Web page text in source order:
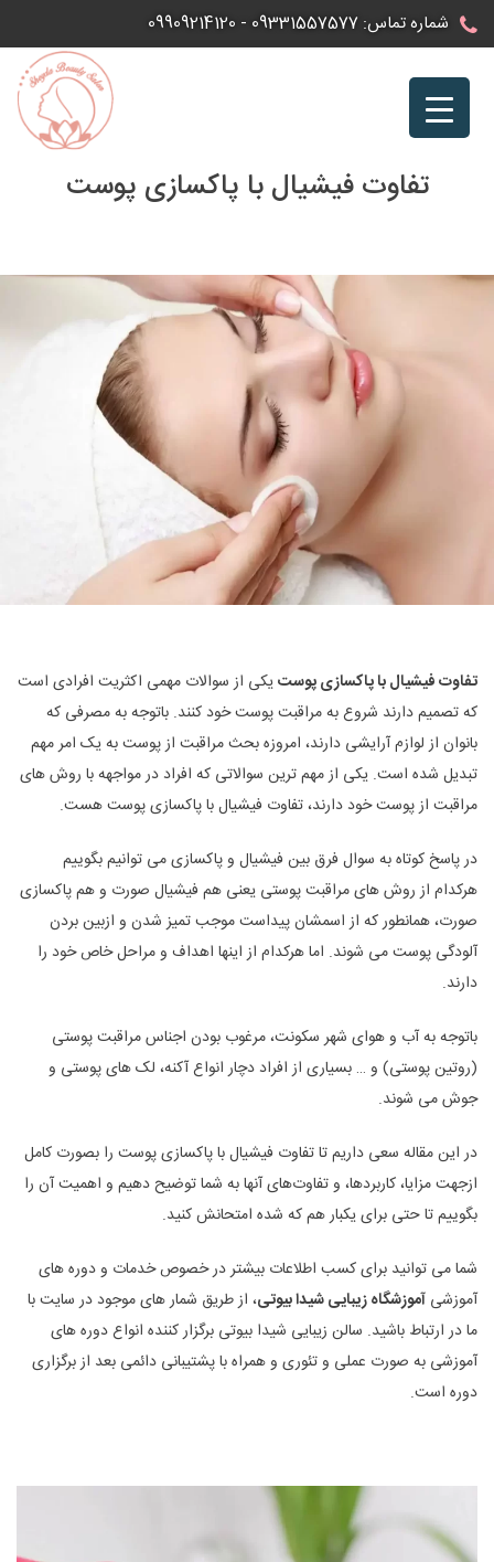
شماره تماس: 09331557577
-
09909214120
تفاوت فیشیال با پاکسازی پوست
تفاوت فیشیال با پاکسازی پوستیکی از سوالات مهمی اکثریت افرادی است
که تصمیم دارند شروع به مراقبت پوست خود کنند. باتوجه به مصرفی که
بانوان از لوازم آرایشی دارند، امروزه بحث مراقبت از پوست به یک امر مهم
تبدیل شده است. یکی از مهم ترین سوالاتی که افراد در مواجهه با روش های
مراقبت از پوست خود دارند، تفاوت فیشیال با پاکسازی پوست هست.
در پاسخ کوتاه به سوال فرق بین فیشیال و پاکسازی می توانیم بگوییم
هرکدام از روش های مراقبت پوستی یعنی هم فیشیال صورت و هم پاکسازی
صورت، همانطور که از اسمشان پیداست موجب تمیز شدن و ازبین بردن
آلودگی پوست می شوند. اما هرکدام از اینها اهداف و مراحل خاص خود را
دارند.
باتوجه به آب و هوای شهر سکونت، مرغوب بودن اجناس مراقبت پوستی
(روتین پوستی) و … بسیاری از افراد دچار انواع آکنه، لک های پوستی و
جوش می شوند.
در این مقاله سعی داریم تا تفاوت فیشیال با پاکسازی پوست را بصورت کامل
ازجهت مزایا، کاربردها، و تفاوت‌های آنها به شما توضیح دهیم و اهمیت آن را
بگوییم تا حتی برای یکبار هم که شده امتحانش کنید.
شما می توانید برای کسب اطلاعات بیشتر در خصوص خدمات و دوره های
آموزشی آموزشگاه زیبایی شیدا بیوتی، از طریق شمار های موجود در سایت با
ما در ارتباط باشید. سالن زیبایی شیدا بیوتی برگزار کننده انواع دوره های
آموزشی به صورت عملی و تئوری و همراه با پشتیبانی دائمی بعد از برگزاری
دوره است.